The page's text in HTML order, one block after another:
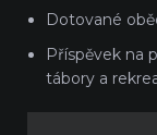
Dotované
Příspěvek na
tábory a